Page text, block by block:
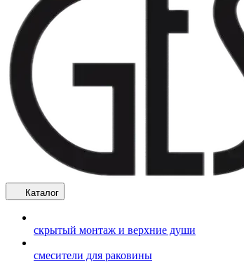
Каталог
скрытый монтаж и верхние души
смесители для раковины